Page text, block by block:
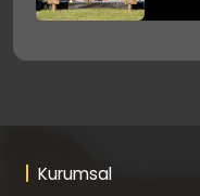
Kurumsal